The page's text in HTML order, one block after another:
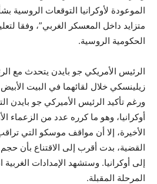
الموعودة لأوكرانيا التوقعات
متزايد داخل المعسكر الغربي”، وفقا
الحكومية الروسية.
الرئيس الأمريكي جو بايدن يتحدث مع
زيلينسكي خلال لقائهما في البيت
ورغم تأكيد الرئيس الأميركي جو بايدن
أوكرانيا، وهو ما كرره عدد من الزعماء
الأخيرة، إلا أن مواقف موسكو التي
القضية، بدت أقرب إلى الاقتناع بأن
إلى أوكرانيا. وستشهد الإمدادات الغربية
المرحلة المقبلة.